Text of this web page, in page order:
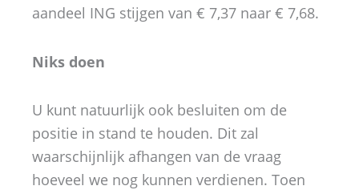
aandeel ING stijgen van € 7,37 naar € 7,68.
Niks doen
U kunt natuurlijk ook besluiten om de
positie in stand te houden. Dit zal
waarschijnlijk afhangen van de vraag
hoeveel we nog kunnen verdienen. Toen